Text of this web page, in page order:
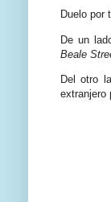
Duelo por
De un
Beale
Del otro
extranjero